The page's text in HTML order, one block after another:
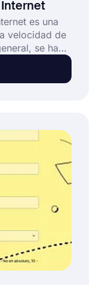
Internet
es una
velocidad de
se hace
su velocidad
utilizar